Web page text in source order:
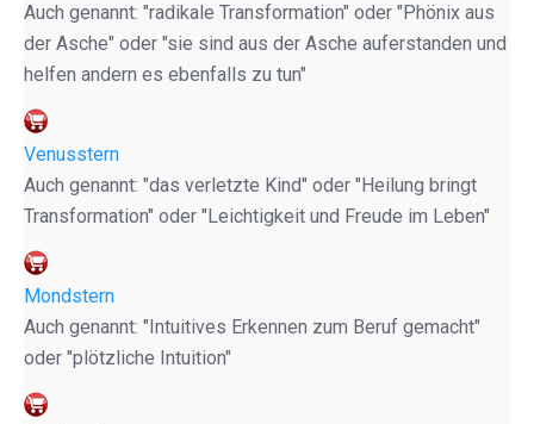
Auch genannt: "radikale Transformation" oder "Phönix aus
der Asche" oder "sie sind aus der Asche auferstanden und
helfen andern es ebenfalls zu tun"
Venusstern
Auch genannt: "das verletzte Kind" oder "Heilung bringt
Transformation" oder "Leichtigkeit und Freude im Leben"
Mondstern
Auch genannt: "Intuitives Erkennen zum Beruf gemacht"
oder "plötzliche Intuition"